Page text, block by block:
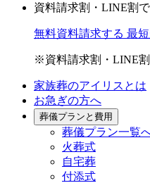
資料請求割・LINE割で
無料資料請求する 最
※資料請求割・LINE
家族葬のアイリスとは
お急ぎの方へ
葬儀プランと費用
葬儀プラン一覧
火葬式
自宅葬
付添式